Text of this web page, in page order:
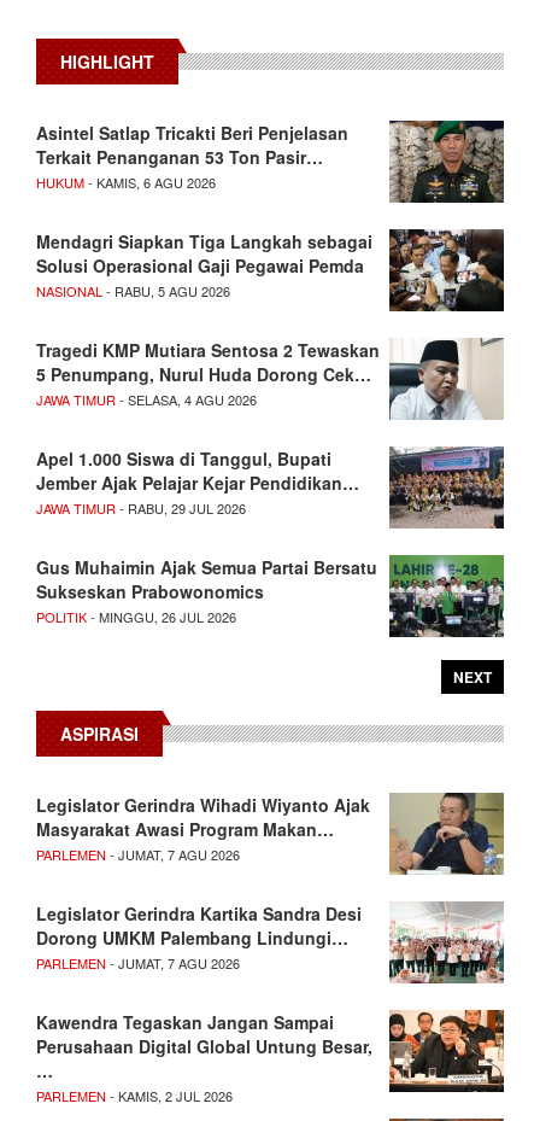
HIGHLIGHT
Asintel Satlap Tricakti Beri Penjelasan
Terkait Penanganan 53 Ton Pasir…
HUKUM- KAMIS, 6 AGU 2026
Mendagri Siapkan Tiga Langkah sebagai
Solusi Operasional Gaji Pegawai Pemda
NASIONAL - RABU, 5 AGU 2026
Tragedi KMP Mutiara Sentosa 2 Tewaskan
5 Penumpang, Nurul Huda Dorong Cek…
JAWA TIMUR - SELASA, 4 AGU 2026
Apel 1.000 Siswa di Tanggul, Bupati
Jember Ajak Pelajar Kejar Pendidikan…
JAWA TIMUR - RABU, 29 JUL 2026
Gus Muhaimin Ajak Semua Partai Bersatu
Sukseskan Prabowonomics
POLITIK- MINGGU, 26 JUL 2026
NEXT
ASPIRASI
Legislator Gerindra Wihadi Wiyanto Ajak
Masyarakat Awasi Program Makan…
PARLEMEN - JUMAT, 7 AGU 2026
Legislator Gerindra Kartika Sandra Desi
Dorong UMKM Palembang Lindungi…
PARLEMEN - JUMAT, 7 AGU 2026
Kawendra Tegaskan Jangan Sampai
Perusahaan Digital Global Untung Besar,
…
PARLEMEN - KAMIS, 2 JUL 2026